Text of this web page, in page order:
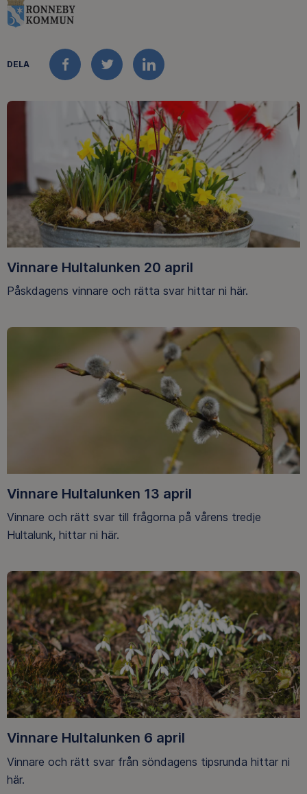
DELA
FACEBOOKTWITTERLINKEDIN
Vinnare Hultalunken 20 april
Påskdagens vinnare och rätta svar hittar ni här.
Vinnare Hultalunken 13 april
Vinnare och rätt svar till frågorna på vårens tredje
Hultalunk, hittar ni här.
Vinnare Hultalunken 6 april
Vinnare och rätt svar från söndagens tipsrunda hittar ni
här.